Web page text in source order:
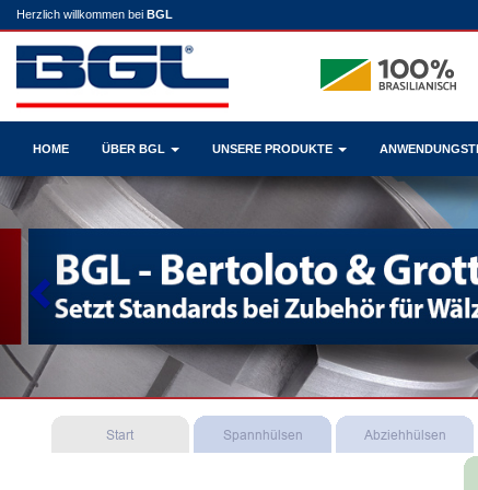
Herzlich willkommen bei BGL
HOME ÜBER BGL UNSERE PRODUKTE
Previous